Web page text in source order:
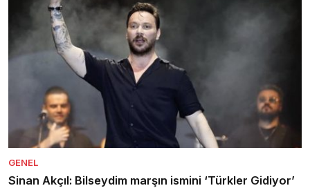
GENEL
Sinan Akçıl: Bilseydim marşın ismini ‘Türkler Gidiyor’